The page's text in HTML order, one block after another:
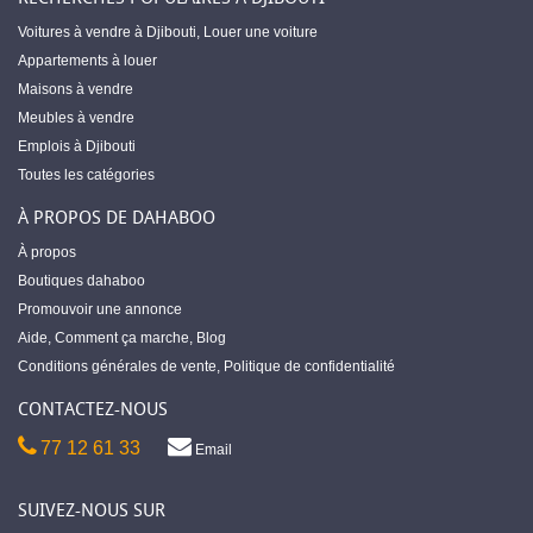
Voitures à vendre à Djibouti, Louer une voiture
Appartements à louer
Maisons à vendre
Meubles à vendre
Emplois à Djibouti
Toutes les catégories
À PROPOS DE DAHABOO
À propos
Boutiques dahaboo
Promouvoir une annonce
Aide, Comment ça marche, Blog
Conditions générales de vente, Politique de confidentialité
CONTACTEZ-NOUS
77 12 61 33 Email
SUIVEZ-NOUS SUR